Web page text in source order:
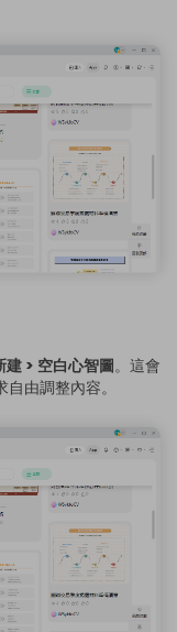
建 > 空白心智圖。這會
由調整內容。